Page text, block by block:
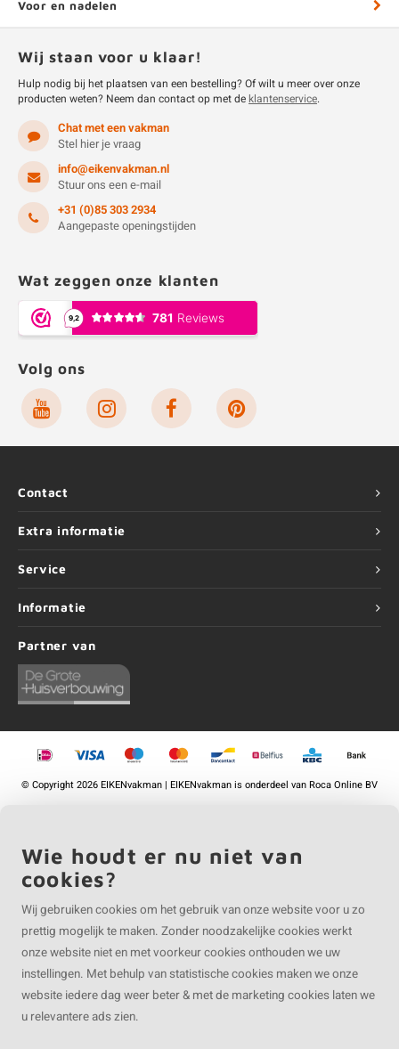
Voor en nadelen
Wij staan voor u klaar!
Hulp nodig bij het plaatsen van een bestelling? Of wilt u meer over onze
producten weten? Neem dan contact op met deklantenservice.
Chat met een vakman
Stel hier je vraag
info@eikenvakman.nl
Stuur ons een e-mail
+31 (0)85 303 2934
Aangepaste openingstijden
Wat zeggen onze klanten
Volg ons
Contact
Extra informatie
Service
Informatie
Partner van
©Copyright2026 EIKENvakman | EIKENvakman is onderdeel vanRoca Online BV
Wie houdt er nu niet van
cookies?
Wij gebruiken cookies om het gebruik van onze website voor u zo
prettig mogelijk te maken. Zonder noodzakelijke cookies werkt
onze website niet en met voorkeur cookies onthouden we uw
instellingen. Met behulp van statistische cookies maken we onze
website iedere dag weer beter & met de marketing cookies laten we
u relevantere ads zien.